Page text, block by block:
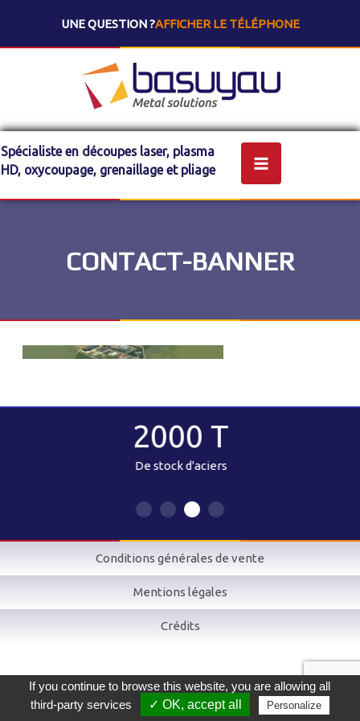
UNE QUESTION ?AFFICHER LE TÉLÉPHONE
Spécialiste en découpes laser, plasma
HD, oxycoupage, grenaillage et pliage
CONTACT-BANNER
2000 T
De stock d'aciers
Conditions générales de vente
Mentions légales
Crédits
If you continue to browse this website, you are allowing all
third-party services
✓ OK, accept all Personalize